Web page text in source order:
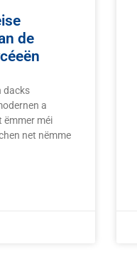
de
dacks
a
ëmmer méi
net nëmme